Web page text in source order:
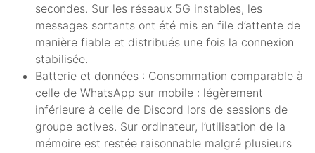
secondes. Sur les réseaux 5G instables, les
messages sortants ont été mis en file d’attente de
manière fiable et distribués une fois la connexion
stabilisée.
Batterie et données : Consommation comparable à
celle de WhatsApp sur mobile : légèrement
inférieure à celle de Discord lors de sessions de
groupe actives. Sur ordinateur, l’utilisation de la
mémoire est restée raisonnable malgré plusieurs